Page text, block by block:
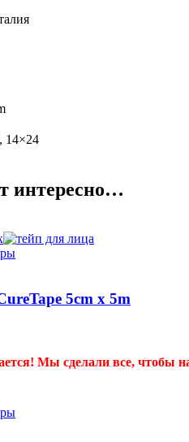
14×24
интересно…
5cm x 5m
Мы сделали все, чтобы